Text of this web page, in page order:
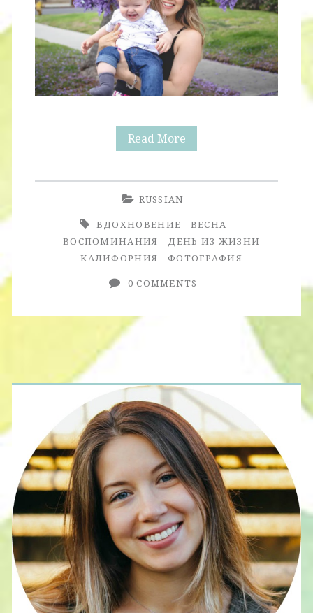
Read MoreДжакаранда
RUSSIAN
ВДОХНОВЕНИЕ
ВЕСНА
ВОСПОМИНАНИЯ
ДЕНЬ ИЗ ЖИЗНИ
КАЛИФОРНИЯ
ФОТОГРАФИЯ
0 COMMENTS